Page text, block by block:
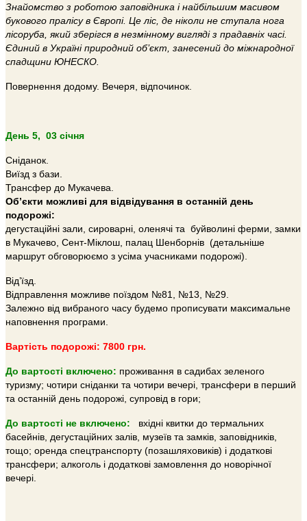
Знайомство з роботою заповідника і найбільшим масивом
букового пралісу в Європі. Це ліс, де ніколи не ступала нога
лісоруба, який зберігся в незмінному вигляді з прадавніх часі.
Єдиний в Україні природний об’єкт, занесений до міжнародної
спадщини ЮНЕСКО.
Повернення додому. Вечеря, відпочинок.
День 5, 03 січня
Сніданок.
Виїзд з бази.
Трансфер до Мукачева.
Об’єкти можливі для відвідування в останній день
подорожі:
дегустаційні зали, сироварні, оленячі та буйволині ферми, замки
в Мукачево, Сент-Міклош, палац Шенборнів (детальніше
маршрут обговорюємо з усіма учасниками подорожі).
Від’їзд.
Відправлення можливе поїздом №81, №13, №29.
Залежно від вибраного часу будемо прописувати максимальне
наповнення програми.
Вартість подорожі: 7800 грн.
До вартості включено: проживання в садибах зеленого
туризму; чотири сніданки та чотири вечері, трансфери в перший
та останній день подорожі, супровід в гори;
До вартості не включено:
вхідні квитки до термальних
басейнів, дегустаційних залів, музеїв та замків, заповідників,
тощо; оренда спецтранспорту (позашляховиків) і додаткові
трансфери; алкоголь і додаткові замовлення до новорічної
вечері.